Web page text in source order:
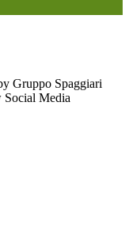
Gruppo Spaggiari
Media